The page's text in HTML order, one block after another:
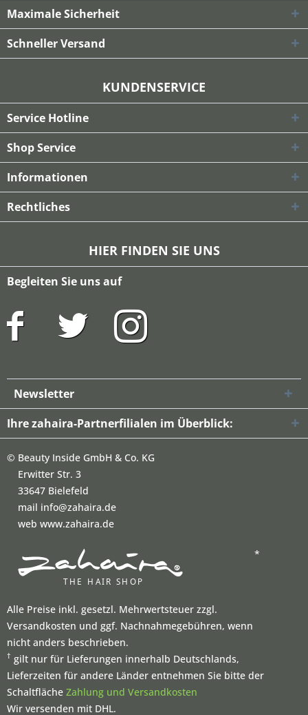
Maximale Sicherheit
Schneller Versand
KUNDENSERVICE
Service Hotline
Shop Service
Informationen
Rechtliches
HIER FINDEN SIE UNS
Begleiten Sie uns auf
Newsletter
Ihre zahaira-Partnerfilialen im Überblick:
© Beauty Inside GmbH & Co. KG
Erwitter Str. 3
33647 Bielefeld
mail info@zahaira.de
web www.zahaira.de
*
Alle Preise inkl. gesetzl. Mehrwertsteuer zzgl.
Versandkosten und ggf. Nachnahmegebühren, wenn
nicht anders beschrieben.
† gilt nur für Lieferungen innerhalb Deutschlands,
Lieferzeiten für andere Länder entnehmen Sie bitte der
Schaltfläche Zahlung und Versandkosten
Wir versenden mit DHL.